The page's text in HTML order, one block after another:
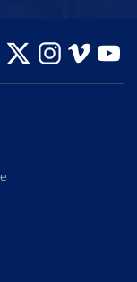
UDFORSK SERIEN